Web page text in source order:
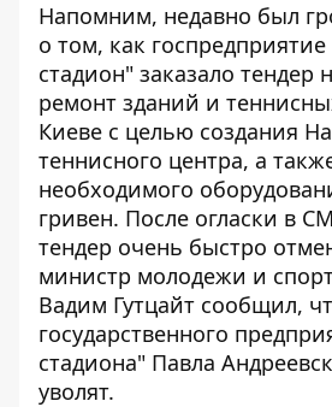
Напомним, недавно был
о том, как госпредприятие
стадион" заказало тендер
ремонт зданий и
Киеве с целью создания
теннисного центра, а
необходимого
гривен. После огласки в
тендер очень быстро
министр молодежи и
Вадим Гутцайт сообщил,
государственного
стадиона" Павла
уволят.